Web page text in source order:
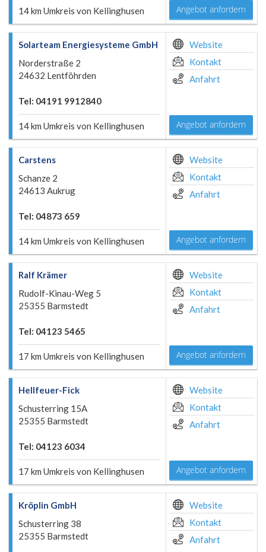
14 km Umkreis von Kellinghusen Angebot anfordern
Solarteam Energiesysteme GmbH
Norderstraße 2
24632 Lentföhrden
Tel: 04191 9912840
14 km Umkreis von Kellinghusen
Website
Kontakt
Anfahrt
Angebot anfordern
Carstens
Schanze 2
24613 Aukrug
Tel: 04873 659
14 km Umkreis von Kellinghusen
Website
Kontakt
Anfahrt
Angebot anfordern
Ralf Krämer
Rudolf-Kinau-Weg 5
25355 Barmstedt
Tel: 04123 5465
17 km Umkreis von Kellinghusen
Website
Kontakt
Anfahrt
Angebot anfordern
Hellfeuer-Fick
Schusterring 15A
25355 Barmstedt
Tel: 04123 6034
17 km Umkreis von Kellinghusen
Website
Kontakt
Anfahrt
Angebot anfordern
Kröplin GmbH
Schusterring 38
25355 Barmstedt
Website
Kontakt
Anfahrt